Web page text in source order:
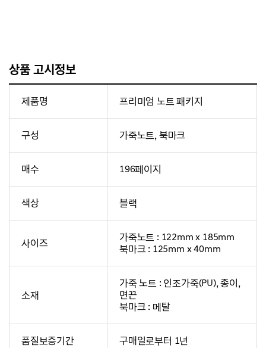
상품 고시정보
제품명 프리미엄 노트 패키지
구성 가죽노트, 북마크
매수 196페이지
색상 블랙
사이즈
가죽노트 : 122mm x 185mm
북마크 : 125mm x 40mm
소재
가죽 노트 : 인조가죽(PU), 종이,
면끈
북마크 : 메탈
품질보증기간 구매일로부터 1년